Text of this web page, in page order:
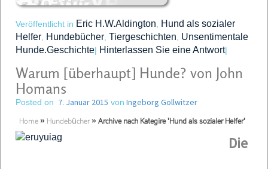
Veröffentlicht in Eric H.W.Aldington
Hund als sozialer
Helfer Hundebücher Tiergeschichten Unsentimentale
Hunde.Geschichte| Hinterlassen Sie eine Antwort|
Warum [überhaupt] Hunde? von John
Homans
Posted on 7. Januar 2015 von Ingeborg Gollwitzer
Home » Hundebücher » Archive nach Kategire 'Hund als sozialer Helfer'
Die